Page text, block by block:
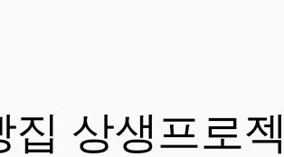
집 상생프로